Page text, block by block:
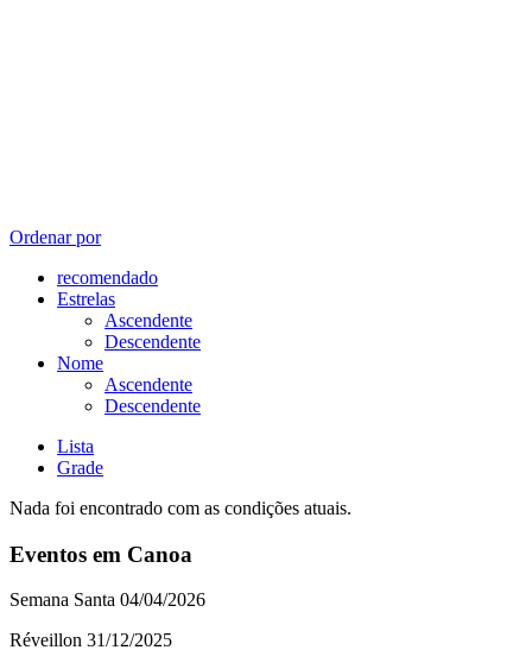
Ordenar por
recomendado
Estrelas
Ascendente
Descendente
Nome
Ascendente
Descendente
Lista
Grade
Nada foi encontrado com as condições atuais.
Eventos em Canoa
Semana Santa 04/04/2026
Réveillon 31/12/2025